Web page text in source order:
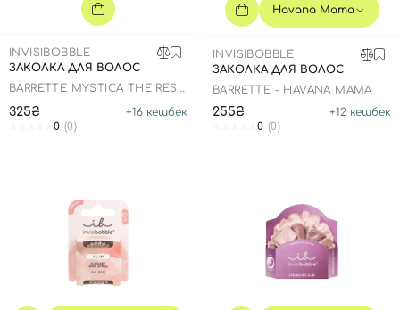
INVISIBOBBLE
ЗАКОЛКА ДЛЯ ВОЛОС
BARRETTE MYSTICA THE REST
325₴ +16 кешбек
0 (0)
Havana Mama
INVISIBOBBLE
ЗАКОЛКА ДЛЯ ВОЛОС
BARRETTE - HAVANA MAMA
255₴ +12 кешбек
0 (0)